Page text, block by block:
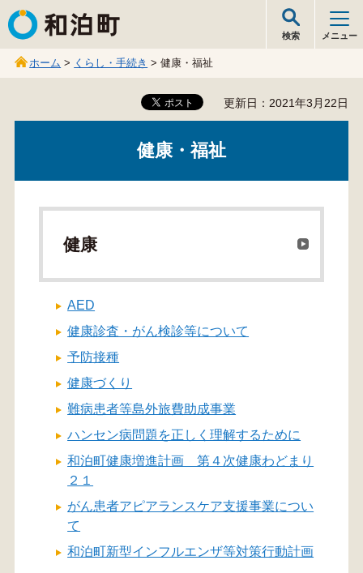
和泊町
検索 メニュー
ホーム > くらし・手続き > 健康・福祉
更新日：2021年3月22日
健康・福祉
健康
AED
健康診査・がん検診等について
予防接種
健康づくり
難病患者等島外旅費助成事業
ハンセン病問題を正しく理解するために
和泊町健康増進計画 第４次健康わどまり
２１
がん患者アピアランスケア支援事業につい
て
和泊町新型インフルエンザ等対策行動計画